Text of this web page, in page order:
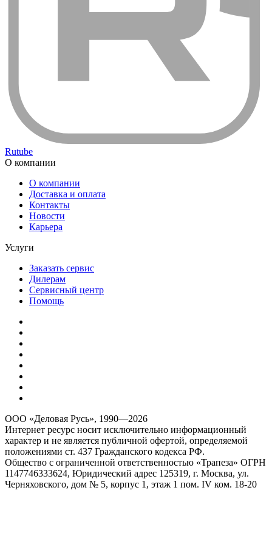
Rutube
О компании
О компании
Доставка и оплата
Контакты
Новости
Карьера
Услуги
Заказать сервис
Дилерам
Сервисный центр
Помощь
ООО «Деловая Русь», 1990—2026
Интернет ресурс носит исключительно информационный
характер и не является публичной офертой, определяемой
положениями ст. 437 Гражданского кодекса РФ.
Общество с ограниченной ответственностью «Трапеза» ОГРН
1147746333624, Юридический адрес 125319, г. Москва, ул.
Черняховского, дом № 5, корпус 1, этаж 1 пом. IV ком. 18-20